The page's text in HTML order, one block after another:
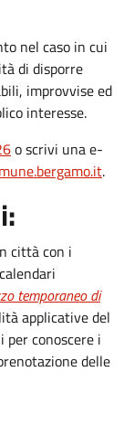
nel caso in cui
di disporre
improvvise ed
interesse.
o scrivi una e-
.
città con i
temporaneo di
applicative del
conoscere i
delle